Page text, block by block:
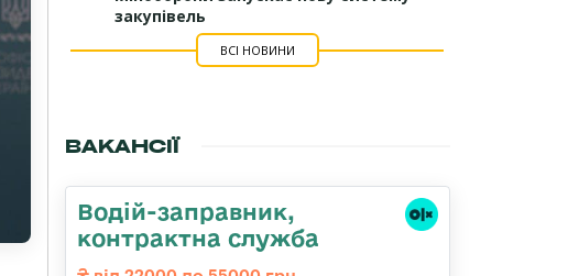
закупівель
ВСІ НОВИНИ
ВАКАНСІЇ
Водій-заправник,
контрактна служба